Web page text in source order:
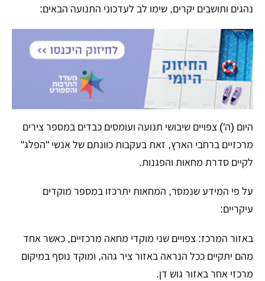
נהגים ותושבים יקרים, שימו לב לעדכוני התנועה הבאים:
​היום (ה') צפויים שיבושי תנועה ועומסים כבדים במספר צירים
מרכזיים ברחבי הארץ, זאת בעקבות כוונתם של אנשי "הפלג"
לקיים סדרת מחאות והפגנות.
​על פי המידע שנמסר, המחאות יתרכזו במספר מוקדים
עיקריים:
​באזור המרכז: צפויים שני מוקדי מחאה מרכזיים, כאשר אחד
מהם יתקיים ככל הנראה באזור ציר גהה, ומוקד נוסף במיקום
מרכזי אחר באזור גוש דן.